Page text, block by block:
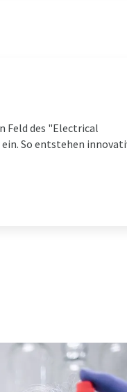
Feld des "Electrical
So entstehen